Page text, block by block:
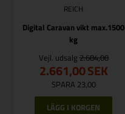
REICH
Digital Caravan vikt max.1500
kg
Vejl. udsalg 2.684,00
2.661,00SEK
SPARA 23,00